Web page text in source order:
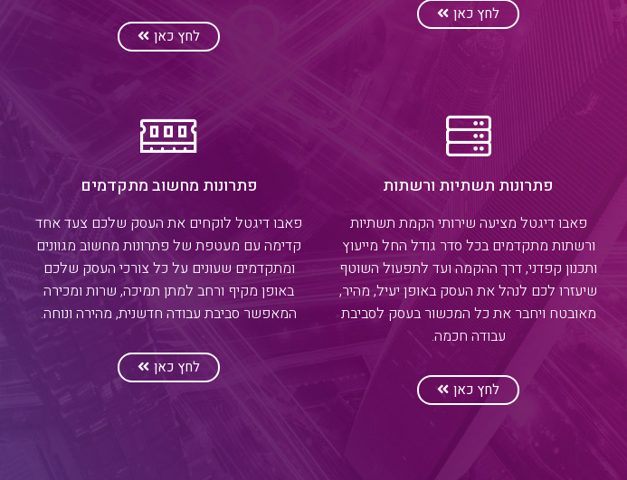
לחץ כאן
לחץ כאן
פתרונות תשתיות ורשתות
פאבו דיגטל מציעה שירותי הקמת תשתיות
ורשתות מתקדמים בכל סדר גודל החל מייעוץ
ותכנון קפדני, דרך ההקמה ועד לתפעול השוטף
שיעזרו לכם לנהל את העסק באופן יעיל, מהיר,
מאובטח ויחבר את כל המכשור בעסק לסביבת
עבודה חכמה.
לחץ כאן
פתרונות מחשוב מתקדמים
פאבו דיגטל לוקחים את העסק שלכם צעד אחד
קדימה עם מעטפת של פתרונות מחשוב מגוונים
ומתקדמים שעונים על כל צורכי העסק שלכם
באופן מקיף ורחב למתן תמיכה, שרות ומכירה
המאפשר סביבת עבודה חדשנית, מהירה ונוחה.
לחץ כאן